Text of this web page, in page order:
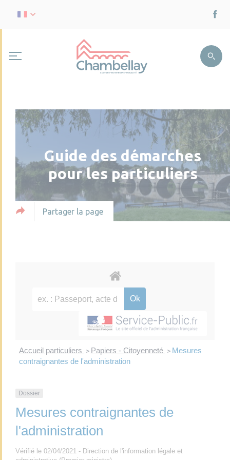
Guide des démarches
pour les particuliers
Partager la page
Accueil particuliers > Papiers - Citoyenneté > Mesures
contraignantes de l'administration
Dossier
Mesures contraignantes de
l'administration
Vérifié le 02/04/2021 - Direction de l'information légale et